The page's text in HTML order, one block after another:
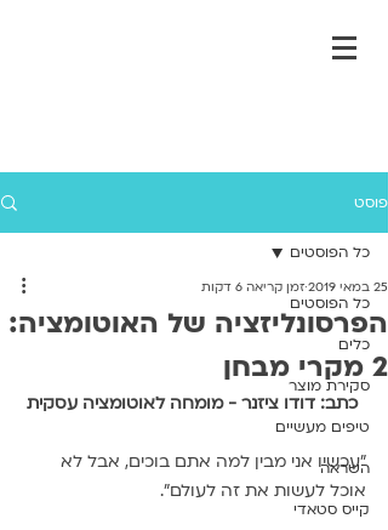
פוסט
כל הפוסטים
כלים
סקירת מוצר
טיפים מעשיים
השראה
קייס סטאדי
כל הפוסטים
הפרסונליזציה של האוטומציה:
2 מקרי מבחן
25 במאי 2019 זמן קריאה 6 דקות
כתב: דודו ציזנר - מומחה לאוטומציה עסקית
"עכשיו אני מבין למה אתם בוכים, אבל לא
אוכל לעשות את זה לעולם".